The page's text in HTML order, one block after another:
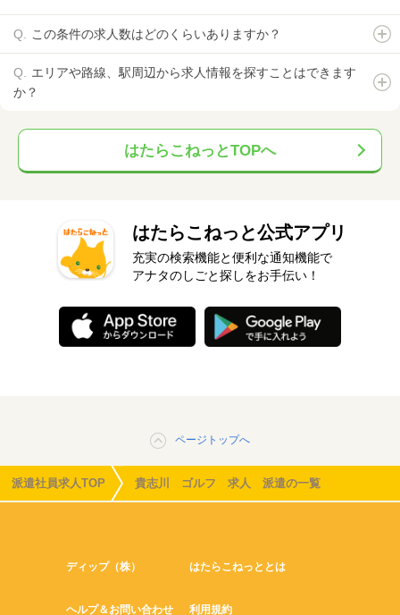
この条件の求人数はどのくらいありますか？
エリアや路線、駅周辺から求人情報を探すことはできます
か？
はたらこねっとTOPへ
はたらこねっと公式アプリ
充実の検索機能と便利な通知機能で
アナタのしごと探しをお手伝い！
ページトップへ
派遣社員求人TOP 貴志川 ゴルフ 求人 派遣の一覧
ディップ（株） はたらこねっととは
ヘルプ＆お問い合わせ 利用規約